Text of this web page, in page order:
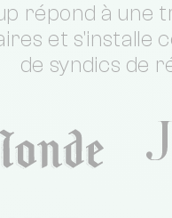
répond à une
et s'installe
de syndics de